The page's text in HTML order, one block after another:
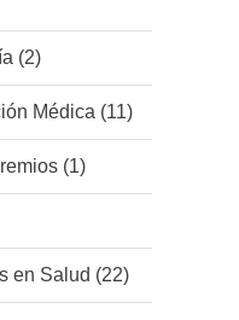
(2)
Médica (11)
(1)
en Salud (22)